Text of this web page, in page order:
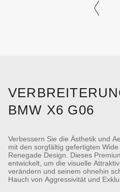
BMW X6 G06
Verbessern Sie die Ästhetik und
mit den sorgfältig gefertigten
Renegade Design. Dieses
entwickelt, um die visuelle
verändern und seinem ohnehin
Hauch von Aggressivität und